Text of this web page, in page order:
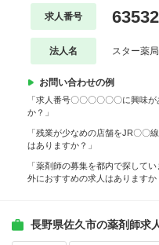
求人番号
法人名 スター薬
お問い合わせの例
「求人番号〇〇〇〇〇〇に興味
か？」
「残業が少なめの店舗をJR〇〇
はありますか？」
「薬剤師の募集を都内で探して
外におすすめの求人はありますか
長野県佐久市の薬剤師求